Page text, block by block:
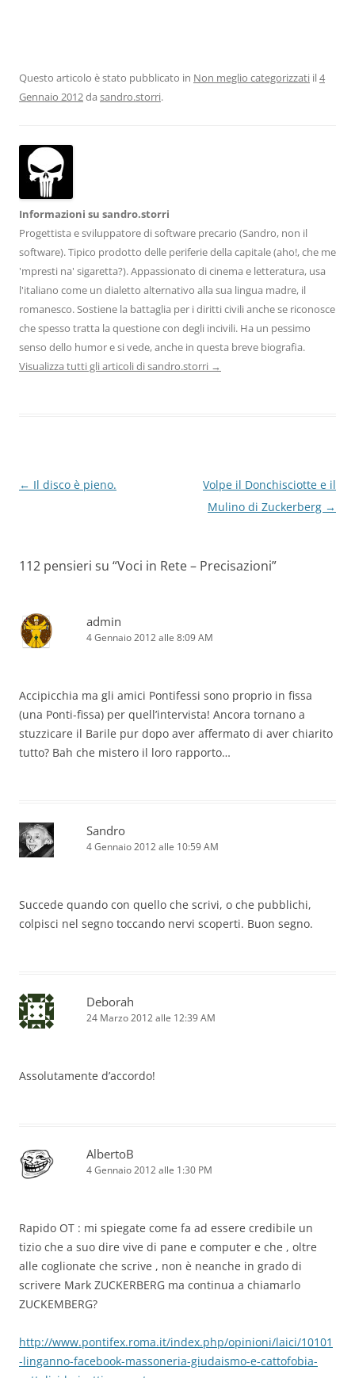
Questo articolo è stato pubblicato in Non meglio categorizzati il4
Gennaio 2012da sandro.storri.
Informazioni su sandro.storri
Progettista e sviluppatore di software precario (Sandro, non il
software). Tipico prodotto delle periferie della capitale (aho!, che me
'mpresti na' sigaretta?). Appassionato di cinema e letteratura, usa
l'italiano come un dialetto alternativo alla sua lingua madre, il
romanesco. Sostiene la battaglia per i diritti civili anche se riconosce
che spesso tratta la questione con degli incivili. Ha un pessimo
senso dello humor e si vede, anche in questa breve biografia.
Visualizza tutti gli articoli di sandro.storri →
Navigazione
← Il disco è pieno.
Volpe il Donchisciotte e il
Mulino di Zuckerberg →
112 pensieri su “Voci in Rete – Precisazioni”
admin
4 Gennaio 2012 alle 8:09 AM
Accipicchia ma gli amici Pontifessi sono proprio in fissa
(una Ponti-fissa) per quell’intervista! Ancora tornano a
stuzzicare il Barile pur dopo aver affermato di aver chiarito
tutto? Bah che mistero il loro rapporto…
Sandro
4 Gennaio 2012 alle 10:59 AM
Succede quando con quello che scrivi, o che pubblichi,
colpisci nel segno toccando nervi scoperti. Buon segno.
Deborah
24 Marzo 2012 alle 12:39 AM
Assolutamente d’accordo!
AlbertoB
4 Gennaio 2012 alle 1:30 PM
Rapido OT : mi spiegate come fa ad essere credibile un
tizio che a suo dire vive di pane e computer e che , oltre
alle coglionate che scrive , non è neanche in grado di
scrivere Mark ZUCKERBERG ma continua a chiamarlo
ZUCKEMBERG?
http://www.pontifex.roma.it/index.php/opinioni/laici/10101
-linganno-facebook-massoneria-giudaismo-e-cattofobia-